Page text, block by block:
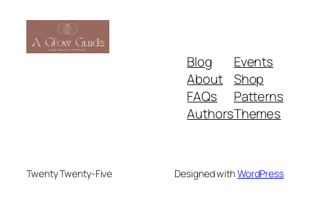
Blog
About
FAQs
Authors
Events
Shop
Patterns
Themes
Twenty Twenty-Five Designed withWordPress